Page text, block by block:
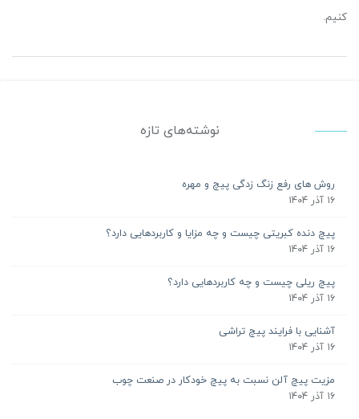
کنیم.
نوشته‌های تازه
روش های رفع زنگ زدگی پیچ و مهره
۱۶ آذر ۱۴۰۴
پیچ دنده کبریتی چیست و چه مزایا و کاربردهایی دارد؟
۱۶ آذر ۱۴۰۴
پیچ ریلی چیست و چه کاربردهایی دارد؟
۱۶ آذر ۱۴۰۴
آشنایی با فرایند پیچ تراشی
۱۶ آذر ۱۴۰۴
مزیت پیچ آلن نسبت به پیچ خودکار در صنعت چوب
۱۶ آذر ۱۴۰۴